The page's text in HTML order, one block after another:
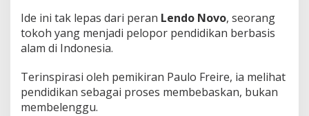
Ide ini tak lepas dari peran Lendo Novo, seorang
tokoh yang menjadi pelopor pendidikan berbasis
alam di Indonesia.
Terinspirasi oleh pemikiran Paulo Freire, ia melihat
pendidikan sebagai proses membebaskan, bukan
membelenggu.